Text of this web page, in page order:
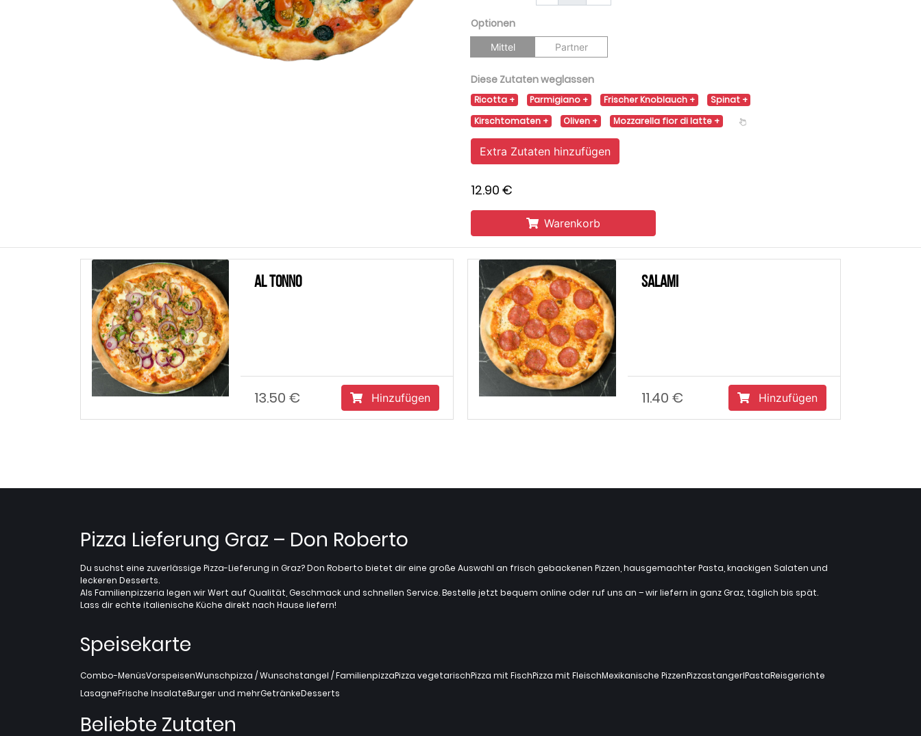
Optionen
Mittel Partner
Diese Zutaten weglassen
Ricotta Parmigiano Frischer Knoblauch
Spinat
Kirschtomaten
Oliven Mozzarella fior di latte
Extra Zutaten hinzufügen
12.90 €
Warenkorb
Al Tonno
13.50 € Hinzufügen
Salami
11.40 € Hinzufügen
Pizza Lieferung Graz – Don Roberto
Du suchst eine zuverlässige Pizza-Lieferung in Graz? Don Roberto bietet dir eine große Auswahl an frisch gebackenen Pizzen, hausgemachter Pasta, knackigen Salaten und
leckeren Desserts.
Als Familienpizzeria legen wir Wert auf Qualität, Geschmack und schnellen Service. Bestelle jetzt bequem online oder ruf uns an – wir liefern in ganz Graz, täglich bis spät.
Lass dir echte italienische Küche direkt nach Hause liefern!
Speisekarte
Combo-MenüsVorspeisenWunschpizza / Wunschstangel / FamilienpizzaPizza vegetarischPizza mit FischPizza mit FleischMexikanische PizzenPizzastangerlPastaReisgerichte
LasagneFrische InsalateBurger und mehrGetränkeDesserts
Beliebte Zutaten